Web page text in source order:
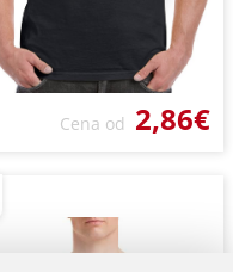
Cena od 2,86€